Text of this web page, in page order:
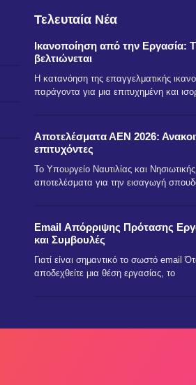
Τελευταία Νέα
Ικανοποίηση από την Εργασία:
βελτιώνεται
Η κατανόηση της επαγγελματικής
παράγοντα για μια επιτυχημένη και
Αποτελέσματα ΑΕΝ 2026:
επιτυχόντες
Το Υπουργείο Ναυτιλίας και
αποτελέσματα για την εισαγωγή
Email Απόρριψης Πρότασης
και Συμβουλές
Γιατί είναι σημαντικό το σωστό email
αποδεχθείτε μια θέση εργασίας, το